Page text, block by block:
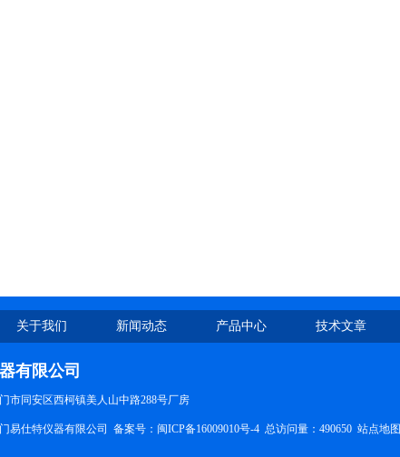
关于我们 新闻动态 产品中心 技术文章
有限公司
市同安区西柯镇美人山中路288号厂房
易仕特仪器有限公司 备案号： 闽ICP备16009010号-4 总访问量：490650 站点地图